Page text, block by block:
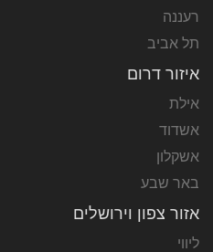
רעננה
תל אביב
איזור דרום
אילת
אשדוד
אשקלון
באר שבע
אזור צפון וירושלים
ליווי